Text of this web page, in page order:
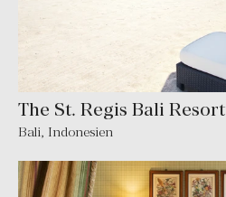
The St. Regis Bali Resort
Bali, Indonesien